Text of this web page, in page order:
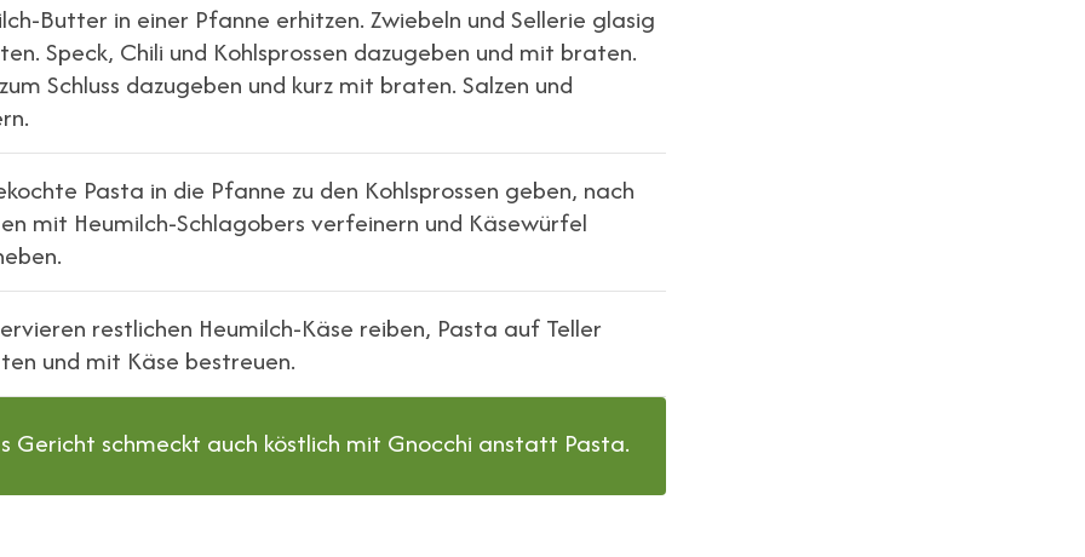
Butter in einer Pfanne erhitzen. Zwiebeln und Sellerie glasig
Speck, Chili und Kohlsprossen dazugeben und mit braten.
Schluss dazugeben und kurz mit braten. Salzen und
Pasta in die Pfanne zu den Kohlsprossen geben, nach
mit Heumilch-Schlagobers verfeinern und Käsewürfel
restlichen Heumilch-Käse reiben, Pasta auf Teller
und mit Käse bestreuen.
Gericht schmeckt auch köstlich mit Gnocchi anstatt Pasta.